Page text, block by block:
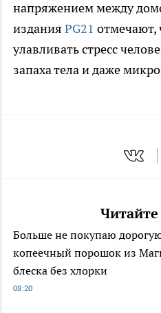
напряжением между
издания PG21 отмечают,
улавливать стресс
запаха тела и даже
Больше не покупаю
копеечный порошок из
блеска без хлорки
08:20